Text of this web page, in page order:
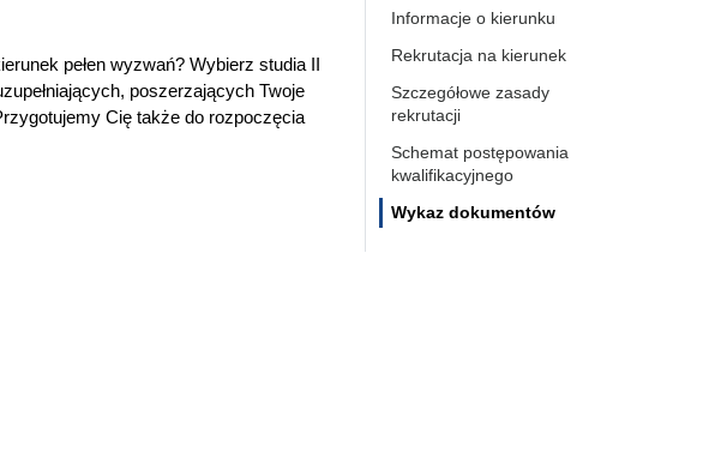
pełen wyzwań? Wybierz studia II
poszerzających Twoje
Cię także do rozpoczęcia
Informacje o kierunku
Rekrutacja na kierunek
Szczegółowe zasady
rekrutacji
Schemat postępowania
kwalifikacyjnego
Wykaz dokumentów